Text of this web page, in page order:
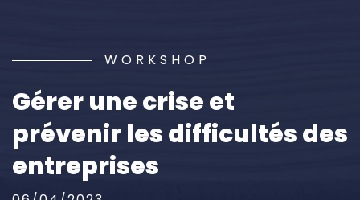
WORKSHOP
Gérer une crise et
prévenir les difficultés des
entreprises